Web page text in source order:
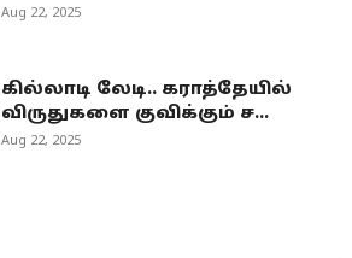
Aug 22, 2025
கில்லாடி லேடி.. கராத்தேயில்
விருதுகளை குவிக்கும் ச...
Aug 22, 2025